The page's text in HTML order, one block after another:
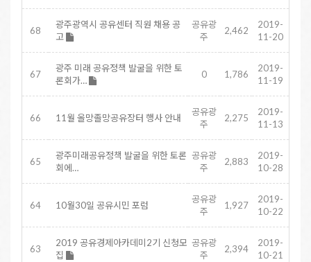
68
광주광역시 공유센터 직원 채용 공
고
공유광
주
2,462
2019-
11-20
67
광주 미래 공유정책 발굴을 위한 토
론회가…
0 1,786
2019-
11-19
66 11월 올망졸망공유장터 행사 안내
공유광
주
2,275
2019-
11-13
65
광주미래공유정책 발굴을 위한 토론
회에…
공유광
주
2,883
2019-
10-28
64 10월30일 공유시민 포럼
공유광
주
1,927
2019-
10-22
63
2019 공유경제아카데미2기 신청모
집
공유광
주
2,394
2019-
10-21